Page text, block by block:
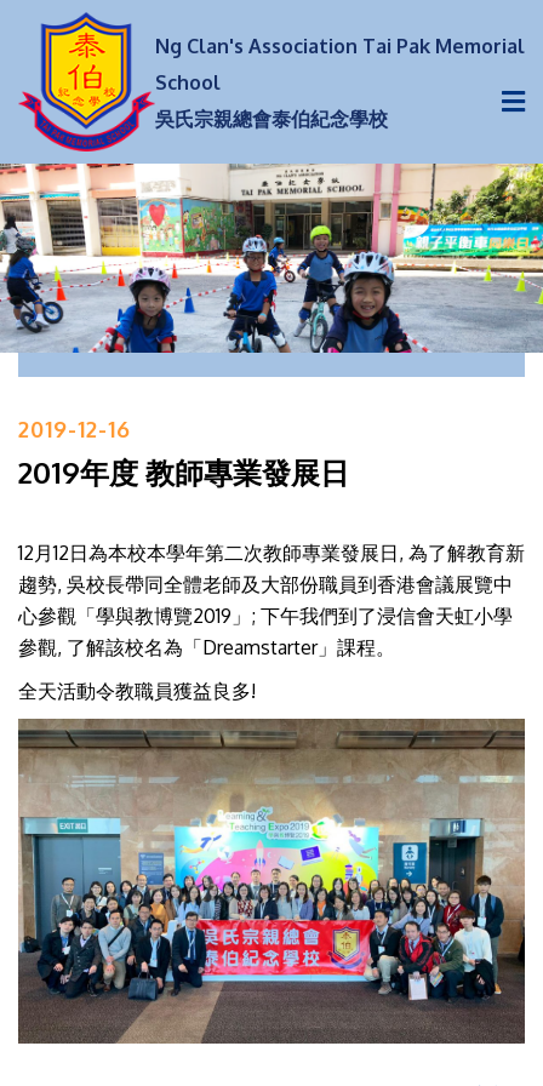
Ng Clan's Association Tai Pak Memorial
School
吳氏宗親總會泰伯紀念學校
2019-12-16
2019年度 教師專業發展日
12月12日為本校本學年第二次教師專業發展日, 為了解教育新
趨勢, 吳校長帶同全體老師及大部份職員到香港會議展覽中
心參觀「學與教博覽2019」; 下午我們到了浸信會天虹小學
參觀, 了解該校名為「Dreamstarter」課程。
全天活動令教職員獲益良多!